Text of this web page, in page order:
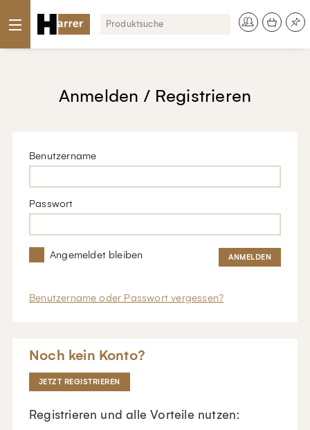
Anmelden / Registrieren
Benutzername
Passwort
Angemeldet bleiben
Benutzername oder Passwort vergessen?
Noch kein Konto?
JETZT REGISTRIEREN
Registrieren und alle Vorteile nutzen: